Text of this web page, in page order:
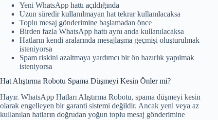
Yeni WhatsApp hattı açıldığında
Uzun süredir kullanılmayan hat tekrar kullanılacaksa
Toplu mesaj gönderimine başlamadan önce
Birden fazla WhatsApp hattı aynı anda kullanılacaksa
Hatların kendi aralarında mesajlaşma geçmişi oluşturulmak
isteniyorsa
Spam riskini azaltmaya yardımcı bir ön hazırlık yapılmak
isteniyorsa
Hat Alıştırma Robotu Spama Düşmeyi Kesin Önler mi?
Hayır. WhatsApp Hatları Alıştırma Robotu, spama düşmeyi kesin
olarak engelleyen bir garanti sistemi değildir. Ancak yeni veya az
kullanılan hatların doğrudan yoğun toplu mesaj gönderimine